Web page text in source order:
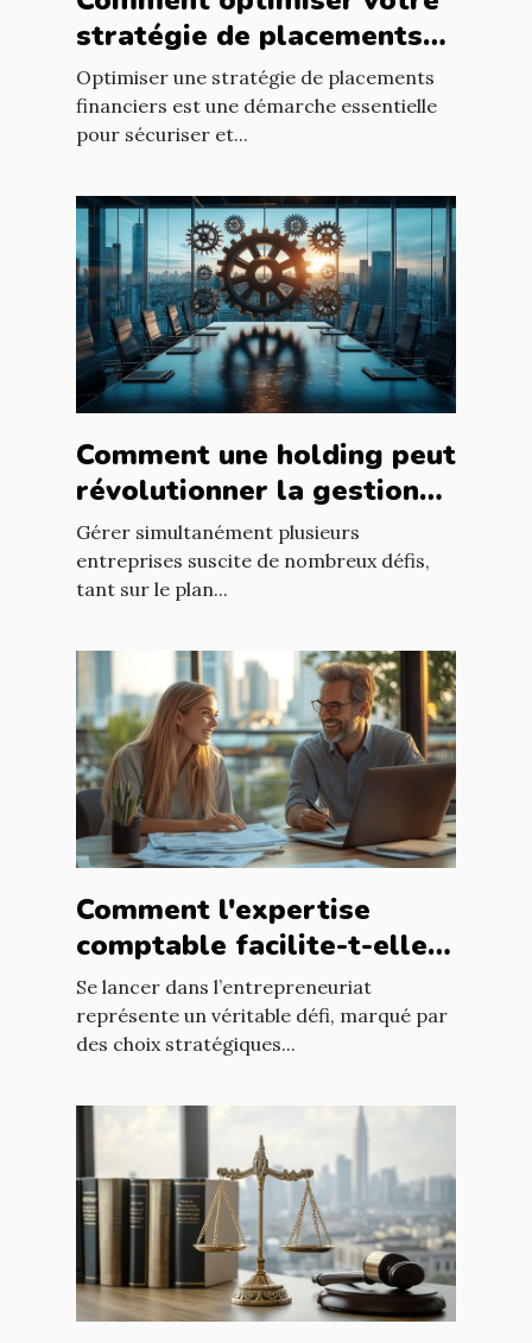
stratégie de placements
financiers ?
Optimiser une stratégie de placements
financiers est une démarche essentielle
pour sécuriser et...
Comment une holding peut
révolutionner la gestion
d’entreprises multiples ?
Gérer simultanément plusieurs
entreprises suscite de nombreux défis,
tant sur le plan...
Comment l'expertise
comptable facilite-t-elle
le succès des nouveaux
entrepreneurs ?
Se lancer dans l’entrepreneuriat
représente un véritable défi, marqué par
des choix stratégiques...